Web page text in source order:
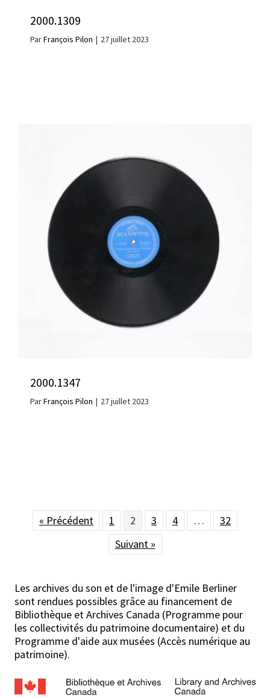
2000.1309
ParFrançois Pilon | 27 juillet 2023
2000.1347
ParFrançois Pilon | 27 juillet 2023
« Précédent 1 2 3 4 …
32
Suivant »
Les archives du son et de l'image d'Emile Berliner
sont rendues possibles grâce au financement de
Bibliothèque et Archives Canada (Programme pour
les collectivités du patrimoine documentaire) et du
Programme d'aide aux musées (Accès numérique au
patrimoine).